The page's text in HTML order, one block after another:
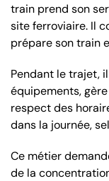
train prend son
site ferroviaire. Il
prépare son train
Pendant le trajet,
équipements,
respect des
dans la journée,
Ce métier
de la